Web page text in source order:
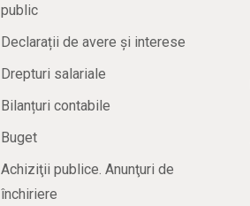
public
Declarații de avere și interese
Drepturi salariale
Bilanțuri contabile
Buget
Achiziţii publice. Anunţuri de
închiriere